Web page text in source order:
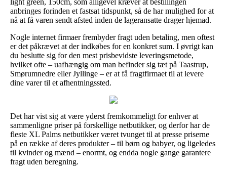
anbringes forinden et fastsat tidspunkt, så de har mulighed for at
nå at få varen sendt afsted inden de lageransatte drager hjemad.
Nogle internet firmaer frembyder fragt uden betaling, men oftest
er det påkrævet at der indkøbes for en konkret sum. I øvrigt kan
du beslutte sig for den mest prisbevidste leveringsmetode,
hvilket ofte – uafhængig om man befinder sig tæt på Taastrup,
Smørumnedre eller Jyllinge – er at få fragtfirmaet til at levere
dine varer til et afhentningssted.
Det har vist sig at være yderst fremkommeligt for enhver at
sammenligne priser på forskellige netbutikker, og derfor har de
fleste XL Palms netbutikker været tvunget til at presse priserne
på en række af deres produkter – til børn og babyer, og ligeledes
til kvinder og mænd – enormt, og endda nogle gange garantere
fragt uden beregning.